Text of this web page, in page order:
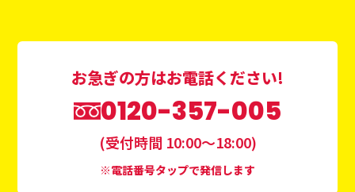
お急ぎの方はお電話ください!
0120-357-005
(受付時間 10:00〜18:00)
※電話番号タップで発信します